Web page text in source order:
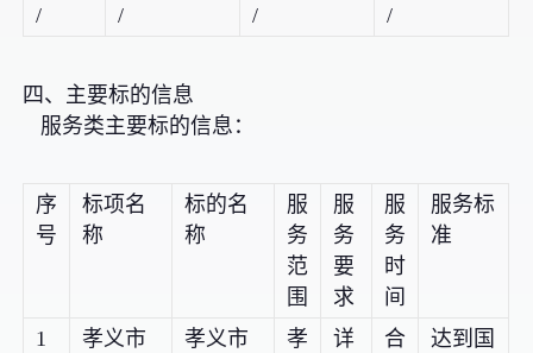
/
/ / /
四、主要标的信息
服务类主要标的信息：
序
号
标项名
称
标的名
称
服
务
范
围
服
务
要
求
服
务
时
间
服务标
准
1
孝义市
孝义市
孝
详
合
达到国